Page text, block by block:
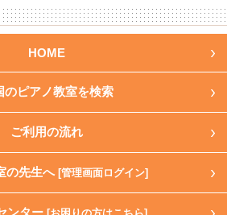
HOME
のピアノ教室を検索
ご利用の流れ
の先生へ[管理画面ログイン]
ンター